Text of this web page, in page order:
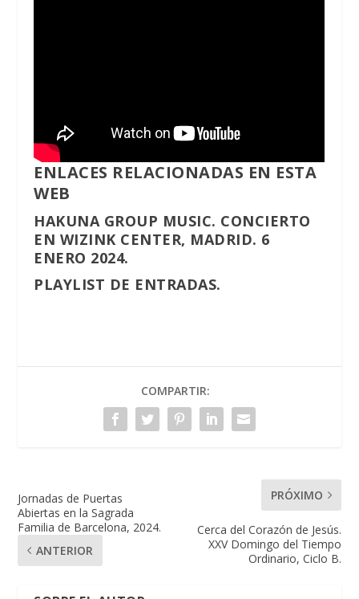
ENLACES RELACIONADAS EN ESTA
WEB
HAKUNA GROUP MUSIC. CONCIERTO
EN WIZINK CENTER, MADRID. 6
ENERO 2024.
PLAYLIST DE ENTRADAS.
COMPARTIR:
Jornadas de Puertas
Abiertas en la Sagrada
Familia de Barcelona, 2024.
ANTERIOR
PRÓXIMO
Cerca del Corazón de Jesús.
XXV Domingo del Tiempo
Ordinario, Ciclo B.